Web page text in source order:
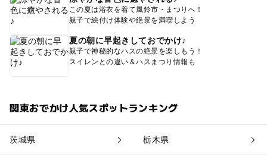
この夏は浴衣を着て風鈴市・まつりへ！
親子で絵付け体験や絶景を満喫しよう
夏の朝に早起きしておでかけ♪
親子で神秘的なハスの絶景を楽しもう！
スイレンとの違い＆ハスまつり情報も
関東おでかけ人気スポットランキング
茨城県 栃木県